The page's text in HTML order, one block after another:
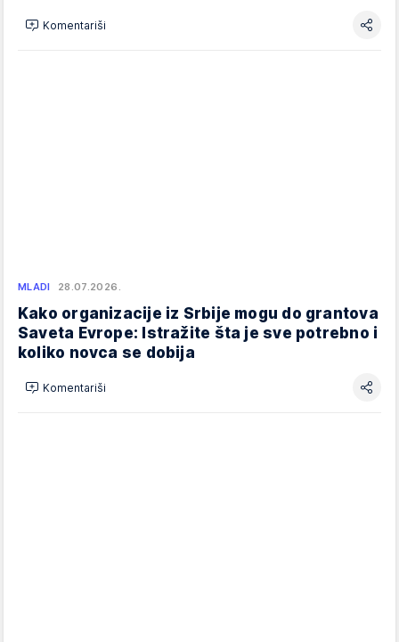
Komentariši
MLADI 28.07.2026.
Kako organizacije iz Srbije mogu do grantova
Saveta Evrope: Istražite šta je sve potrebno i
koliko novca se dobija
Komentariši